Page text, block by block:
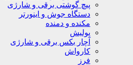
پیچ گوشتی برقی و شارژی
دستگاه جوش و اینورتر
مکنده و دمنده
پولیش
آچار بکس برقی و شارژی
کارواش
فرز